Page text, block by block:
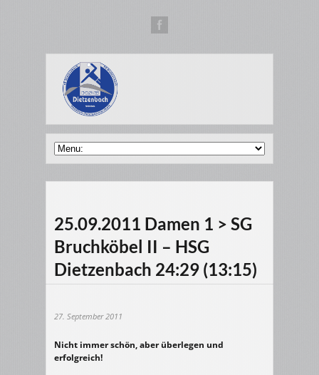
25.09.2011 Damen 1 > SG
Bruchköbel II – HSG
Dietzenbach 24:29 (13:15)
27. September 2011
Nicht immer schön, aber überlegen und
erfolgreich!